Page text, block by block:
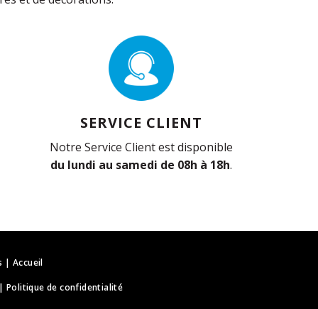
SERVICE CLIENT
Notre Service Client est disponible
du lundi au samedi de 08h à 18h.
|Accueil
Politique de confidentialité